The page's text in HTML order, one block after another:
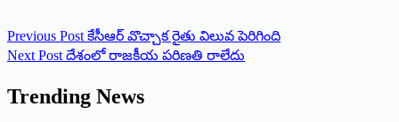
Previous Post కేసీఆర్‌ ‌వొచ్చాక రైతు విలువ పెరిగింది
Next Post దేశంలో రాజకీయ పరిణతి రాలేదు
Trending News